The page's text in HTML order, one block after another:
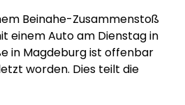
Beinahe-Zusammenstoß
einem Auto am Dienstag in
in Magdeburg ist offenbar
worden. Dies teilt die